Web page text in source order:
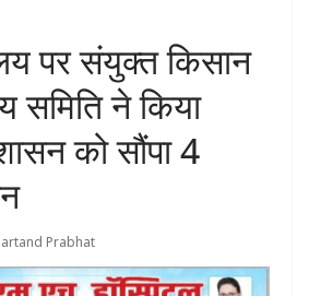
पर संयुक्त किसान
समिति ने किया
को सौंपा 4
Prabhat